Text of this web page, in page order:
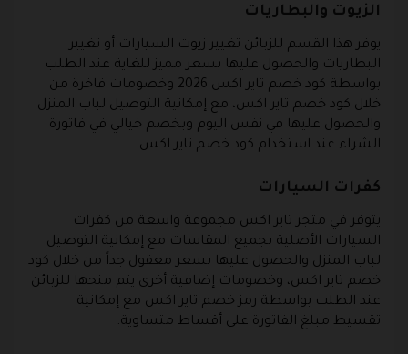
الزيوت والبطاريات
يوفر هذا القسم للزبائن تغيير زيوت السيارات أو تغيير
البطاريات والحصول عليها بسعر مميز للغاية عند الطلب
بواسطة كود خصم تاير اكس 2026 وخصومات فاخرة من
خلال كود خصم تاير اكس، مع إمكانية التوصيل لباب المنزل
والحصول عليها في نفس اليوم وبخصم خيالي في فاتورة
الشراء عند استخدام كود خصم تاير اكس.
كفرات السيارات
يتوفر في متجر تاير اكس مجموعة واسعة من كفرات
السيارات الأصلية بجميع المقاسات مع إمكانية التوصيل
لباب المنزل والحصول عليها بسعر معقول جداً من خلال كود
خصم تاير اكس، وخصومات إضافية أخرى يتم منحها للزبائن
عند الطلب بواسطة رمز خصم تاير اكس مع إمكانية
تقسيط مبلغ الفاتورة على أقساط متساوية.